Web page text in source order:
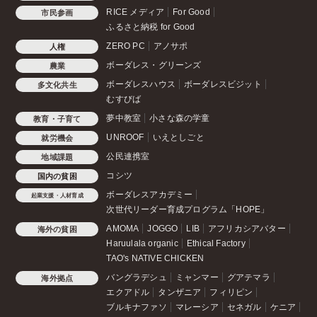
市民参画 RICE メディア
For Good
ふるさと納税 for Good
人権 ZERO PC アノサポ
農業 ボーダレス・グリーンズ
多文化共生 ボーダレスハウス
ボーダレスビジット
むすびば
教育・子育て 夢中教室 小さな森の学童
就労機会 UNROOF いえとしごと
地域課題 公民連携室
国内の貧困 コシツ
起業支援・人材育成
ボーダレスアカデミー
次世代リーダー育成プログラム「HOPE」
海外の貧困 AMOMA JOGGO LIB
アフリカシアバター
Haruulala organic
Ethical Factory
TAO's NATIVE CHICKEN
海外拠点 バングラデシュ ミャンマー
グアテマラ
エクアドル
タンザニア
フィリピン
ブルキナファソ
マレーシア セネガル ケニア